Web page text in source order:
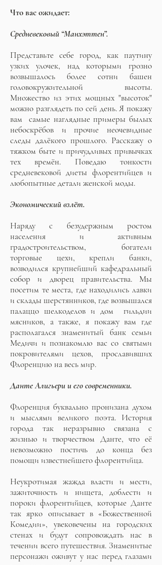
Что вас ожидает:
Средневековый “Манхэттен”.
Представьте себе город, как паутину
узких улочек, над которыми грозно
возвышалось более сотни башен
головокружительной высоты.
Множество из этих мощных "высоток"
можно разглядеть по сей день. Я покажу
вам самые наглядные примеры былых
небоскрёбов и прочие неочевидные
следы далёкого прошлого. Расскажу о
тяжком быте и причудливых привычках
тех времён. Поведаю тонкости
средневековой диеты флорентийцев и
любопытные детали женской моды.
Экономический взлёт.
Наряду с безудержным ростом
населения и активным
градостроительством, богатели
торговые цехи, крепли банки,
возводился крупнейший кафедральный
собор и дворец правительства. Мы
посетим те места, где находились лавки
и склады шерстянников, где возвышался
палаццо шелкоделов и дом гильдии
мясников, а также, я покажу вам где
располагался знаменитый банк семьи
Медичи и познакомлю вас со святыми
покровителями цехов, прославивших
Флоренцию на весь мир.
Данте Алигьери и его современники.
Флоренция буквально пронизана духом
и мыслями великого поэта. История
города так неразрывно связана с
жизнью и творчеством Данте, что её
невозможно постичь до конца без
помощи известнейшего флорентийца.
Неукротимая жажда власти и мести,
зажиточность и нищета, доблести и
пороки флорентийцев, которые Данте
так ярко описывает в «Божественной
Комедии», увековечены на городских
стенах и будут сопровождать нас в
течении всего путешествия. Знаменитые
персонажи оживут у нас перед глазами